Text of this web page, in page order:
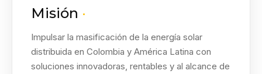
Misión ·
Impulsar la masificación de la energía solar
distribuida en Colombia y América Latina con
soluciones innovadoras, rentables y al alcance de